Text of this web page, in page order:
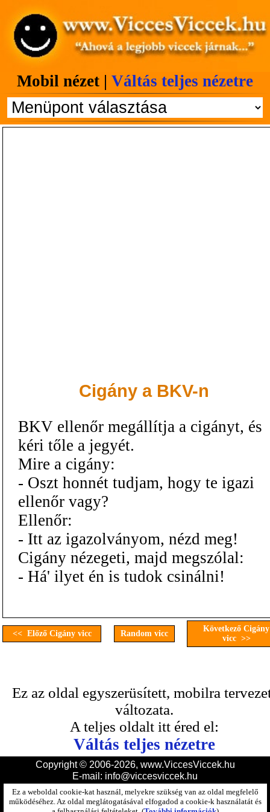
Mobil nézet | Váltás teljes nézetre
Cigány a BKV-n
BKV ellenőr megállítja a cigányt, és
kéri tőle a jegyét.
Mire a cigány:
- Oszt honnét tudjam, hogy te igazi
ellenőr vagy?
Ellenőr:
- Itt az igazolványom, nézd meg!
Cigány nézegeti, majd megszólal:
- Há' ilyet én is tudok csinálni!
<< Előző Cigány vicc Random vicc
Következő Cigány
vicc >>
Ez az oldal egyszerüsített, mobilra
változata.
A teljes oldalt itt éred el:
Váltás teljes nézetre
Copyright © 2006-2026, www.ViccesViccek.hu
E-mail: info@viccesviccek.hu
Ez a weboldal cookie-kat használ, melyekre szükség van az oldal megfelelő
működéséhez. Az oldal meglátogatásával elfogadod a cookie-k használatát és